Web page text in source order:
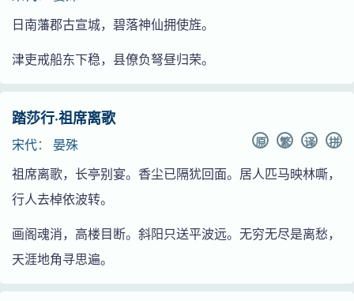
日南藩郡古宣城，碧落神仙拥使旌。
津吏戒船东下稳，县僚负弩昼归荣。
踏莎行·祖席离歌
宋代： 晏殊 拼
译
繁
原
祖席离歌，长亭别宴。香尘已隔犹回面。居人匹马映林嘶，
行人去棹依波转。
画阁魂消，高楼目断。斜阳只送平波远。无穷无尽是离愁，
天涯地角寻思遍。